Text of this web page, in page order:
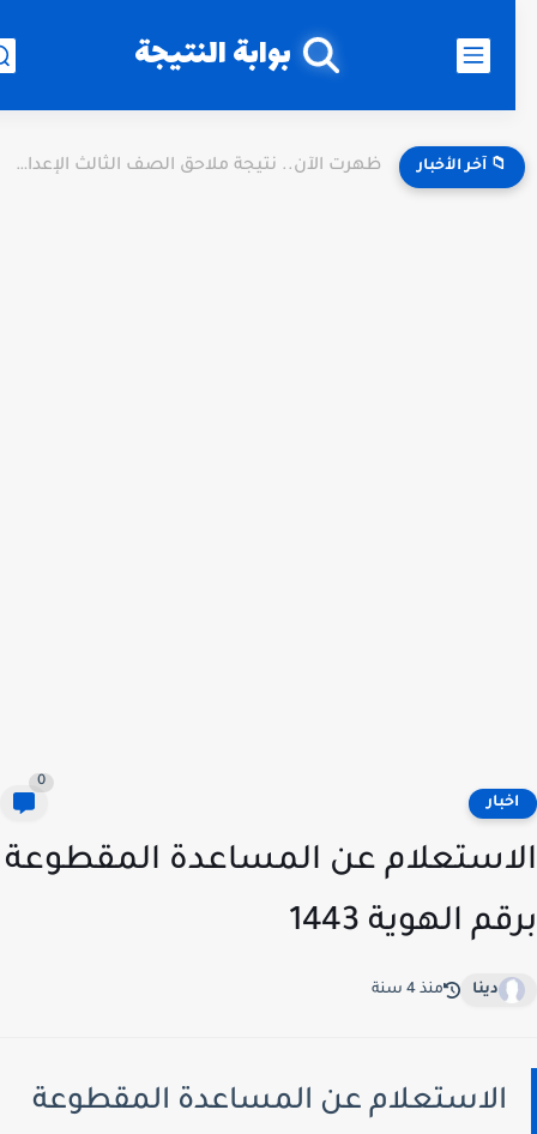
بوابة النتيجة
📁 آخر الأخبار ظهرت الآن.. نتيجة ملاحق الصف الثالث الإعدادي 2026 الدور الثاني...
عن المساعدة المقطوعة
الهوية 1443
دينا منذ 4 سنة
الاستعلام عن المساعدة المقطوعة